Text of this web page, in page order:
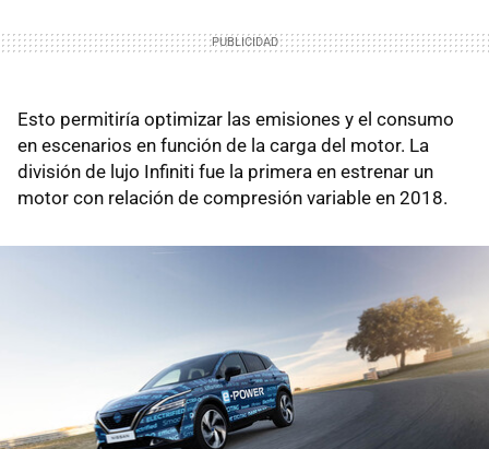
Esto permitiría optimizar las emisiones y el consumo
en escenarios en función de la carga del motor. La
división de lujo Infiniti fue la primera en estrenar un
motor con relación de compresión variable en 2018.